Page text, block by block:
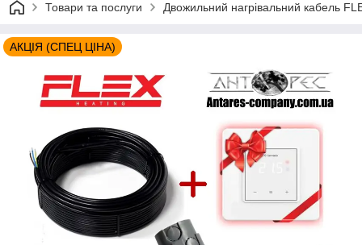
Товари та послуги Двожильний нагрівальний кабель
АКЦІЯ (СПЕЦ ЦІНА)